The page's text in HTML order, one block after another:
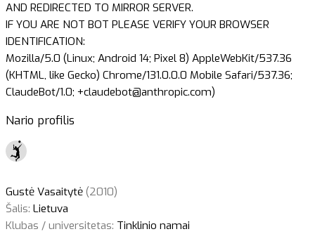
AND REDIRECTED TO MIRROR SERVER.
IF YOU ARE NOT BOT PLEASE VERIFY YOUR BROWSER
IDENTIFICATION:
Mozilla/5.0 (Linux; Android 14; Pixel 8) AppleWebKit/537.36
(KHTML, like Gecko) Chrome/131.0.0.0 Mobile Safari/537.36;
ClaudeBot/1.0; +claudebot@anthropic.com)
Nario profilis
Gustė Vasaitytė (2010)
Šalis: Lietuva
Klubas / universitetas: Tinklinio namai